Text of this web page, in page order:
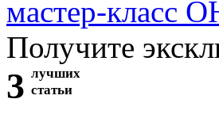
мастер-класс
Получите
3 лучших
статьи